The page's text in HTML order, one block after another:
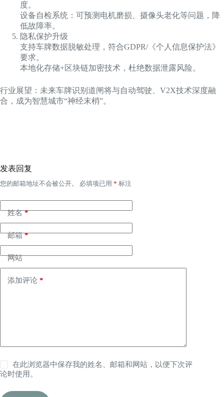
度。
设备自检系统：可预测电机磨损、摄像头老化等问题，降
低故障率。
隐私保护升级
支持车牌数据脱敏处理，符合GDPR/《个人信息保护法》
要求。
本地化存储+区块链加密技术，杜绝数据泄露风险。
行业展望：未来车牌识别道闸将与自动驾驶、V2X技术深度融
合，成为智慧城市“神经末梢”。
发表回复
您的邮箱地址不会被公开。 必填项已用 * 标注
姓名*
邮箱*
网站
添加评论 *
在此浏览器中保存我的姓名、邮箱和网站，以便下次评
论时使用。